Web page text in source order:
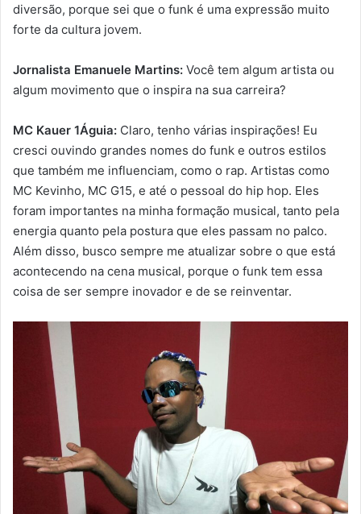
diversão, porque sei que o funk é uma expressão muito
forte da cultura jovem.
Jornalista Emanuele Martins: Você tem algum artista ou
algum movimento que o inspira na sua carreira?
MC Kauer 1Águia: Claro, tenho várias inspirações! Eu
cresci ouvindo grandes nomes do funk e outros estilos
que também me influenciam, como o rap. Artistas como
MC Kevinho, MC G15, e até o pessoal do hip hop. Eles
foram importantes na minha formação musical, tanto pela
energia quanto pela postura que eles passam no palco.
Além disso, busco sempre me atualizar sobre o que está
acontecendo na cena musical, porque o funk tem essa
coisa de ser sempre inovador e de se reinventar.